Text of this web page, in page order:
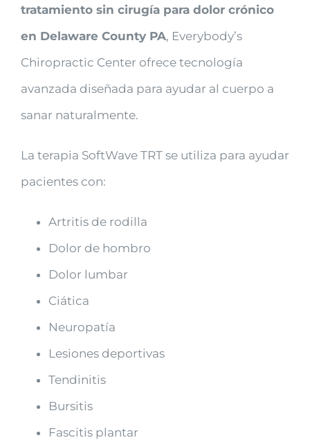
tratamiento sin cirugía para dolor crónico
en Delaware County PA, Everybody’s
Chiropractic Center ofrece tecnología
avanzada diseñada para ayudar al cuerpo a
sanar naturalmente.
La terapia SoftWave TRT se utiliza para ayudar
pacientes con:
Artritis de rodilla
Dolor de hombro
Dolor lumbar
Ciática
Neuropatía
Lesiones deportivas
Tendinitis
Bursitis
Fascitis plantar